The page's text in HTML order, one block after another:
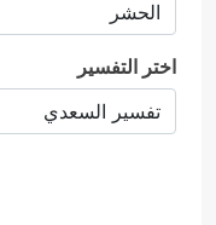
اختر التفسير